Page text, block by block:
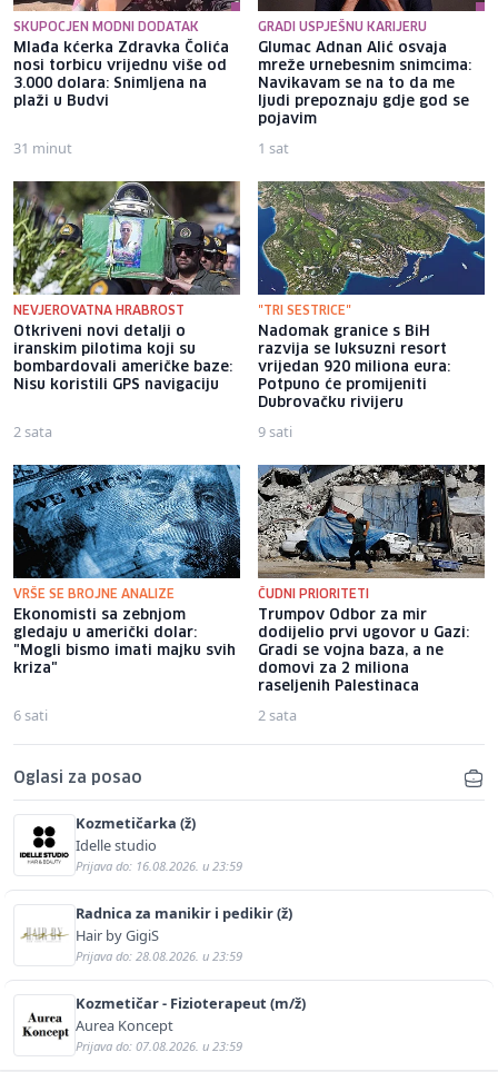
SKUPOCJEN MODNI DODATAK
Mlađa kćerka Zdravka Čolića
nosi torbicu vrijednu više od
3.000 dolara: Snimljena na
plaži u Budvi
31 minut
GRADI USPJEŠNU KARIJERU
Glumac Adnan Alić osvaja
mreže urnebesnim snimcima:
Navikavam se na to da me
ljudi prepoznaju gdje god se
pojavim
1 sat
NEVJEROVATNA HRABROST
Otkriveni novi detalji o
iranskim pilotima koji su
bombardovali američke baze:
Nisu koristili GPS navigaciju
2 sata
"TRI SESTRICE"
Nadomak granice s BiH
razvija se luksuzni resort
vrijedan 920 miliona eura:
Potpuno će promijeniti
Dubrovačku rivijeru
9 sati
VRŠE SE BROJNE ANALIZE
Ekonomisti sa zebnjom
gledaju u američki dolar:
"Mogli bismo imati majku svih
kriza"
6 sati
ČUDNI PRIORITETI
Trumpov Odbor za mir
dodijelio prvi ugovor u Gazi:
Gradi se vojna baza, a ne
domovi za 2 miliona
raseljenih Palestinaca
2 sata
Oglasi za posao
Kozmetičarka (ž)
Idelle studio
Prijava do: 16.08.2026. u 23:59
Radnica za manikir i pedikir (ž)
Hair by GigiS
Prijava do: 28.08.2026. u 23:59
Kozmetičar - Fizioterapeut (m/ž)
Aurea Koncept
Prijava do: 07.08.2026. u 23:59